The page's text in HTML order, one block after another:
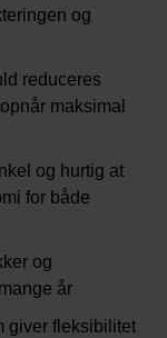
og
reduceres
maksimal
og hurtig at
for både
og
år
giver fleksibilitet